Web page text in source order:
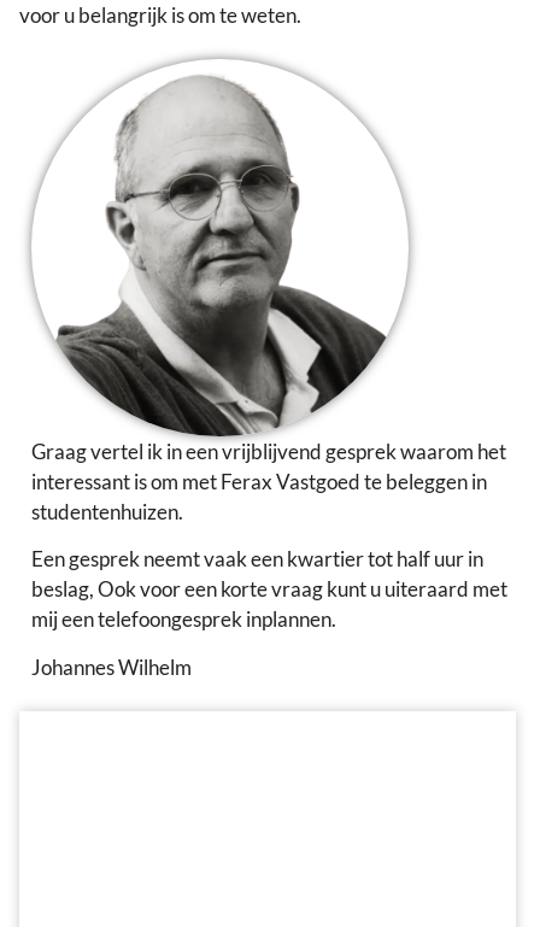
voor u belangrijk is om te weten.
Graag vertel ik in een vrijblijvend gesprek waarom het
interessant is om met Ferax Vastgoed te beleggen in
studentenhuizen.
Een gesprek neemt vaak een kwartier tot half uur in
beslag, Ook voor een korte vraag kunt u uiteraard met
mij een telefoongesprek inplannen.
Johannes Wilhelm